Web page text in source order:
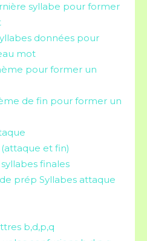
syllabe pour former
données pour
mot
pour former un
de fin pour former un
et fin)
finales
prép Syllabes attaque
b,d,p,q